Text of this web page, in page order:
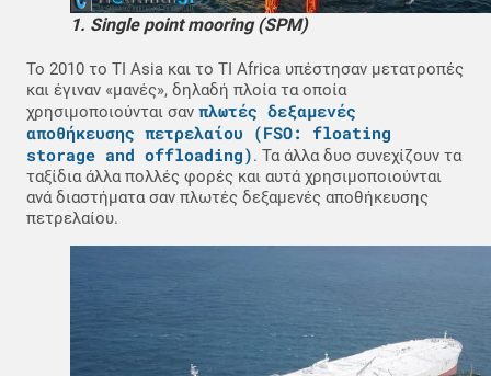
1. Single point mooring (SPM)
Το 2010 το TI Asia και το TI Africa υπέστησαν μετατροπές
και έγιναν «μανές», δηλαδή πλοία τα οποία
χρησιμοποιούνται σαν πλωτές δεξαμενές
αποθήκευσης πετρελαίου (FSO: floating
storage and offloading). Τα άλλα δυο συνεχίζουν τα
ταξίδια άλλα πολλές φορές και αυτά χρησιμοποιούνται
ανά διαστήματα σαν πλωτές δεξαμενές αποθήκευσης
πετρελαίου.